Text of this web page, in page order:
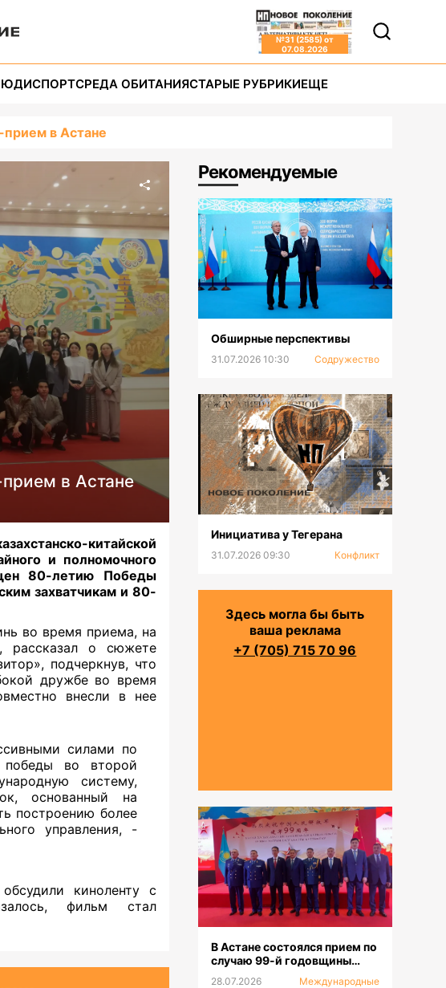
№31 (2585) от
07.08.2026
СПОРТСРЕДА ОБИТАНИЯСТАРЫЕ РУБРИКИЕЩЕ
прием в Астане
в Астане
китайской
и полномочного
80-летию Победы
захватчикам и 80-
во время приема, на
рассказал о сюжете
подчеркнув, что
дружбе во время
внесли в нее
силами по
победы во второй
систему,
основанный на
построению более
управления, -
киноленту с
фильм стал
Рекомендуемые
Обширные перспективы
31.07.2026 10:30 Содружество
Инициатива у Тегерана
31.07.2026 09:30 Конфликт
Здесь могла бы быть
ваша реклама
+7 (705) 715 70 96
В Астане состоялся прием по
случаю 99-й годовщины
28.07.2026
Международные